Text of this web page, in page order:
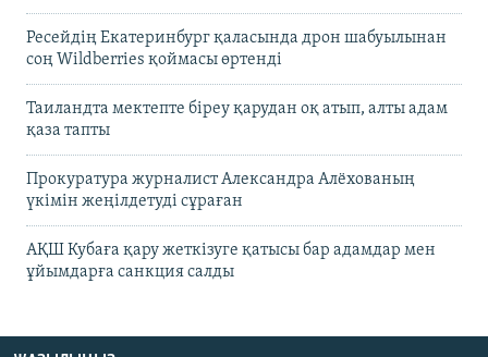
Ресейдің Екатеринбург қаласында дрон шабуылынан
соң Wildberries қоймасы өртенді
Таиландта мектепте біреу қарудан оқ атып, алты адам
қаза тапты
Прокуратура журналист Александра Алёхованың
үкімін жеңілдетуді сұраған
АҚШ Кубаға қару жеткізуге қатысы бар адамдар мен
ұйымдарға санкция салды